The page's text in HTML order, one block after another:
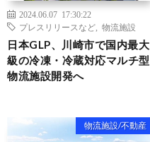
2024.06.07 17:30:22
プレスリリースなど
物流施設
日本GLP、川崎市で国内最大
級の冷凍・冷蔵対応マルチ型
物流施設開発へ
物流施設/不動産